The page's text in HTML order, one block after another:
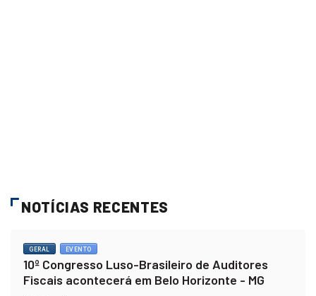
NOTÍCIAS RECENTES
GERAL EVENTO
10º Congresso Luso-Brasileiro de Auditores
Fiscais acontecerá em Belo Horizonte - MG